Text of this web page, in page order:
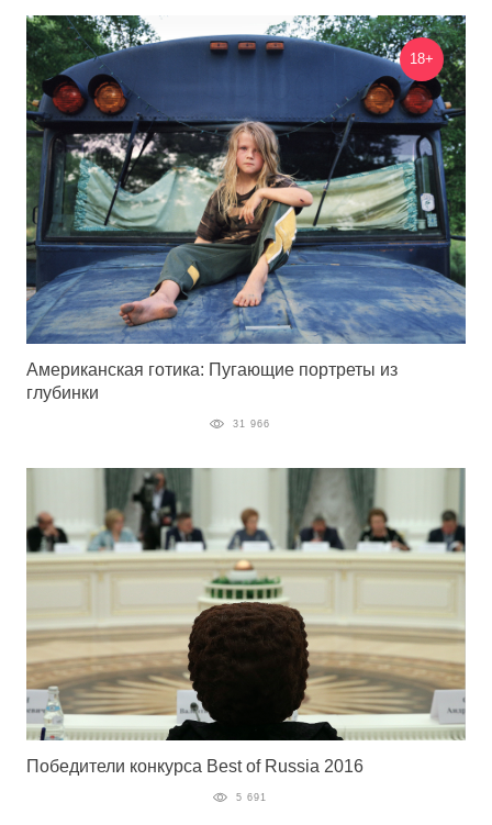
18+
Американская готика: Пугающие портреты из
глубинки
31 966
Победители конкурса Best of Russia 2016
5 691